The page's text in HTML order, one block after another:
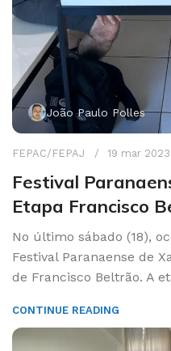
João Paulo Polles
FEPAC/FEPAJ 19 mar 2023
Festival
Etapa Francisco
No último sábado (18),
Festival Paranaense de
de Francisco Beltrão. A
CONTINUE READING